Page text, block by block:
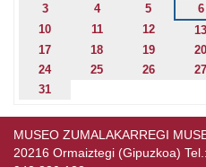
3
4 5 6
10
11 12 13
17
18 19 20
24
25 26 27
31
MUSEO ZUMALAKARREGI
20216 Ormaiztegi (Gipuzkoa)